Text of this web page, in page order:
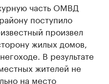
часть ОМВД
поступило
произвел
жилых домов,
В результате
жителей не
на место